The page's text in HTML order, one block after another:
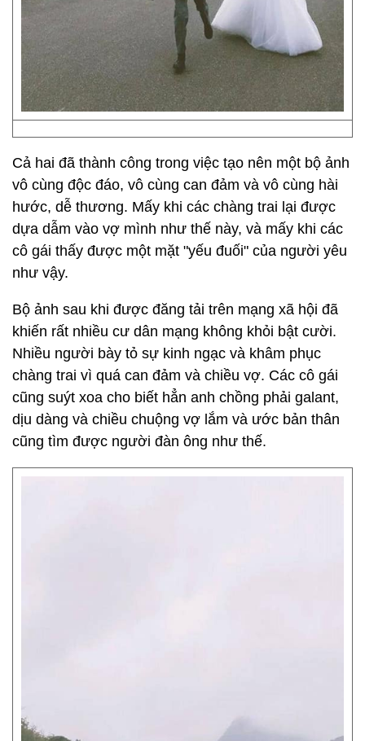
Cả hai đã thành công trong việc tạo nên một bộ ảnh
vô cùng độc đáo, vô cùng can đảm và vô cùng hài
hước, dễ thương. Mấy khi các chàng trai lại được
dựa dẫm vào vợ mình như thế này, và mấy khi các
cô gái thấy được một mặt "yếu đuối" của người yêu
như vậy.
Bộ ảnh sau khi được đăng tải trên mạng xã hội đã
khiến rất nhiều cư dân mạng không khỏi bật cười.
Nhiều người bày tỏ sự kinh ngạc và khâm phục
chàng trai vì quá can đảm và chiều vợ. Các cô gái
cũng suýt xoa cho biết hẳn anh chồng phải galant,
dịu dàng và chiều chuộng vợ lắm và ước bản thân
cũng tìm được người đàn ông như thế.